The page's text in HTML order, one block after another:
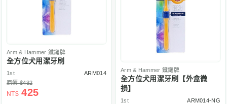
Arm & Hammer 鐵鎚牌
全方位犬用潔牙刷
1st
ARM014
原價 $432
NT$ 425
Arm & Hammer 鐵鎚牌
全方位犬用潔牙刷【外盒微
損】
1st
ARM014-NG